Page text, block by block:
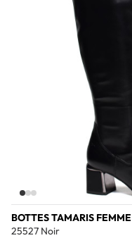
BOTTES TAMARIS FEMME
25527 Noir